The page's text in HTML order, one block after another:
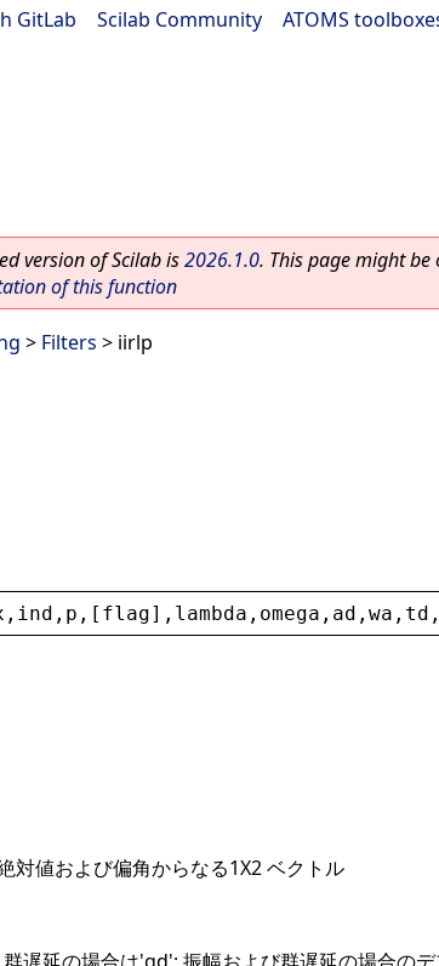
GitLab Scilab Community ATOMS
version of Scilab is2026.1.0. This page might be
of this function
> Filters > iirlp
, ind , p ,[ flag], lambda , omega , ad , wa , td ,
対値および偏角からなる1X2 ベクトル